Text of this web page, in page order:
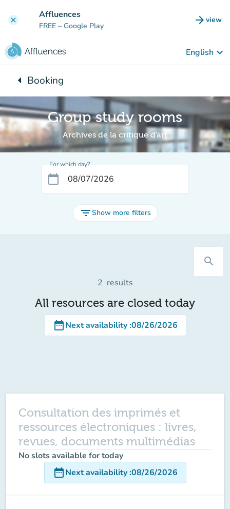
clear Affluences
FREE – Google Play arrow_forward view
(new
English keyboard_arrow_down
arrow_leftBack to:
Booking
Group study rooms
Archives de la critique d'art
For which day?
calendar_today
filter_listShow more filters
search
2 results
All resources are closed today
date_rangeNext availability:08/26/2026
Consultation des imprimés et
ressources électroniques : livres,
revues, documents multimédias
No slots available for today
date_rangeNext availability:08/26/2026